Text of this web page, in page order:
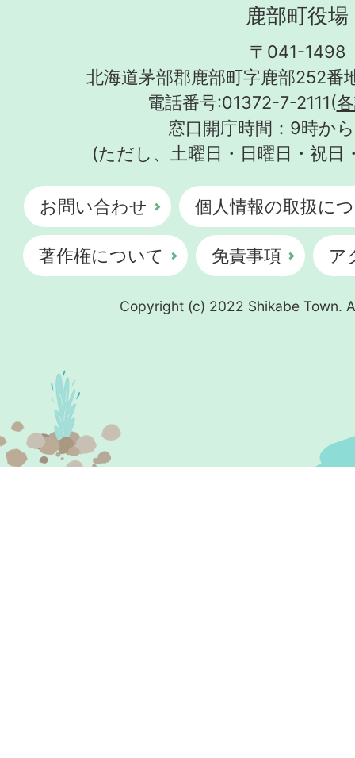
鹿部町役場
〒041-1498
北海道茅部郡鹿部町字鹿部252番
電話番号:01372-7-2111(
窓口開庁時間：9時か
(ただし、土曜日・日曜日・祝日
お問い合わせ 個人情報の取扱に
著作権について 免責事項 ア
Copyright (c) 2022 Shikabe Town.